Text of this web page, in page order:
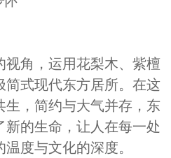
视角，运用花梨木、紫檀
简式现代东方居所。在这
生，简约与大气并存，东
的生命，让人在每一处
度与文化的深度。